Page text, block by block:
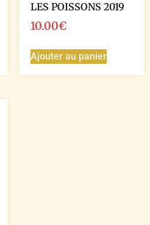
LES POISSONS 2019
10.00€
Ajouter au panier